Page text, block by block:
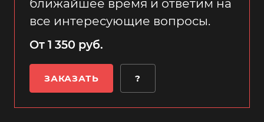
ближайшее время и ответим на
все интересующие вопросы.
От 1 350 руб.
ЗАКАЗАТЬ ?